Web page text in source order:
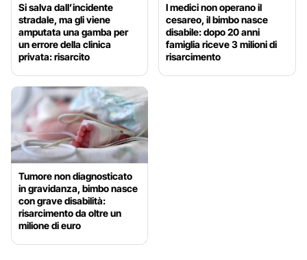
Si salva dall’incidente
stradale, ma gli viene
amputata una gamba per
un errore della clinica
privata: risarcito
I medici non operano il
cesareo, il bimbo nasce
disabile: dopo 20 anni
famiglia riceve 3 milioni di
risarcimento
Tumore non diagnosticato
in gravidanza, bimbo nasce
con grave disabilità:
risarcimento da oltre un
milione di euro